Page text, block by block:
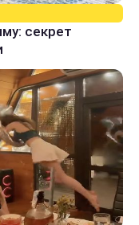
секрет